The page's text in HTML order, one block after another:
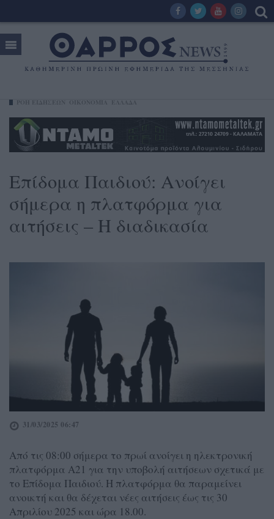
Επίδομα Παιδιού: Ανοίγει
σήμερα η πλατφόρμα για
αιτήσεις – Η διαδικασία
31/03/2025 06:47
Από τις 08:00 σήμερα το πρωί ανοίγει η ηλεκτρονική
πλατφόρμα Α21 για την υποβολή αιτήσεων σχετικά με
το Επίδομα Παιδιού. Η πλατφόρμα θα παραμείνει
ανοικτή και θα δέχεται νέες αιτήσεις έως τις 30
Απριλίου 2025 και ώρα 18.00.